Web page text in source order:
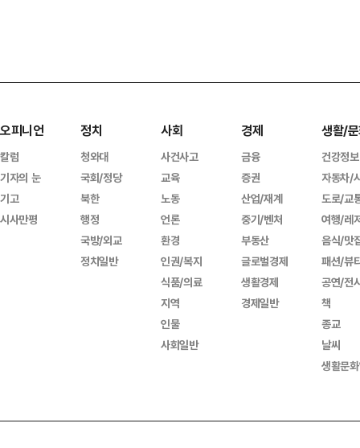
오피니언
칼럼
기자의 눈
기고
시사만평
정치
청와대
국회/정당
북한
행정
국방/외교
정치일반
사회
사건사고
교육
노동
언론
환경
인권/복지
식품/의료
지역
인물
사회일반
경제
금융
증권
산업/재계
중기/벤처
부동산
글로벌경제
생활경제
경제일반
생활/
건강정보
자동차/
도로/교
여행/레
음식/맛
패션/뷰
공연/전
책
종교
날씨
생활문